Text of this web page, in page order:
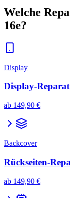
Welche
16e?
Display
Display-
ab 149,90 €
Backcover
Rückseiten-
ab 149,90 €